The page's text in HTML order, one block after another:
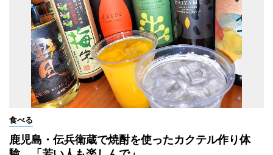
食べる
鹿児島・伝兵衛蔵で焼酎を使ったカクテル作り体